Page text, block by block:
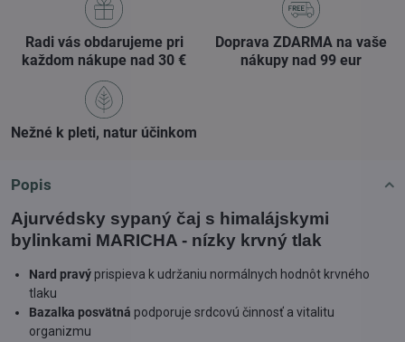
Radi vás obdarujeme pri
každom nákupe nad 30 €
Doprava ZDARMA na vaše
nákupy nad 99 eur
Nežné k pleti, natur účinkom
Popis
Ajurvédsky sypaný čaj s himalájskymi
bylinkami MARICHA - nízky krvný tlak
Nard pravý prispieva k udržaniu normálnych hodnôt krvného
tlaku
Bazalka posvätná podporuje srdcovú činnosť a vitalitu
organizmu